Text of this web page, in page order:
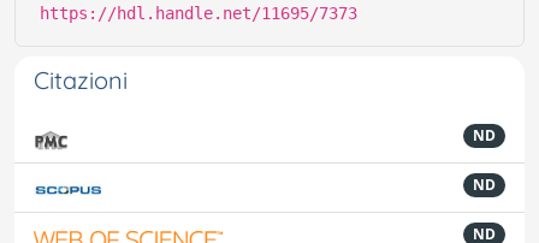
https://hdl.handle.net/11695/7373
Citazioni
ND
ND
ND